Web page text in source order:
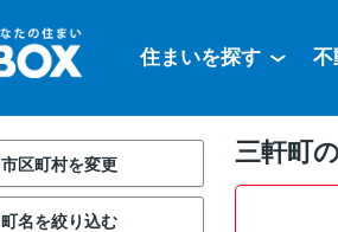
住まいを探す 不
三軒町
市区町村を変更
町名を絞り込む